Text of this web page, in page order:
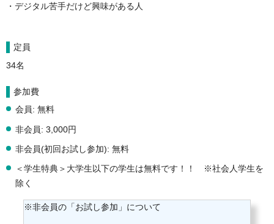
・デジタル苦手だけど興味がある人
定員
34名
参加費
会員: 無料
非会員: 3,000円
非会員(初回お試し参加): 無料
＜学生特典＞大学生以下の学生は無料です！！ ※社会人学生を
除く
※非会員の「お試し参加」について